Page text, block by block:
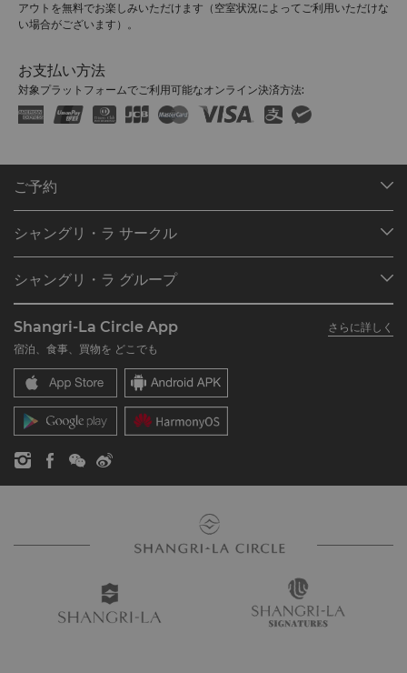
アウトを無料でお楽しみいただけます（空室状況によってご利用いただけな
い場合がございます）。
お支払い方法
対象プラットフォームでご利用可能なオンライン決済方法:
ご予約
ご予約の検索
レストラン＆バー
シャングリ・ラ サークル
シャングリ・ラ サークルに入会
よくあるお問合せや質問
SLCに関するお問い合わせ
シャングリ・ラ グループ
シャングリ・ラ ブランド
シャングリ・ラ センター
レジデンス
お問い合わせ
採用情報
企業の社会的責任
ニュース
Shangri-La Circle App
さらに詳しく
宿泊、食事、買物を どこでも